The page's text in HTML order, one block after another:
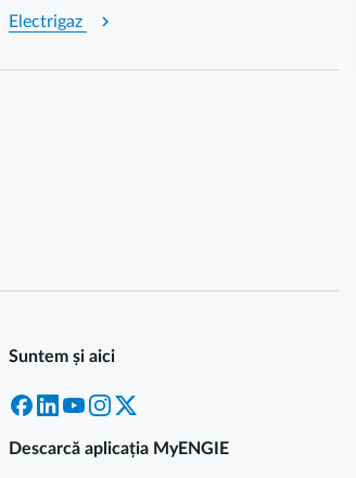
Electrigaz chevron_right
Suntem și aici
Facebook
LinkedInYouTubeInstagram
Descarcă aplicația MyENGIE